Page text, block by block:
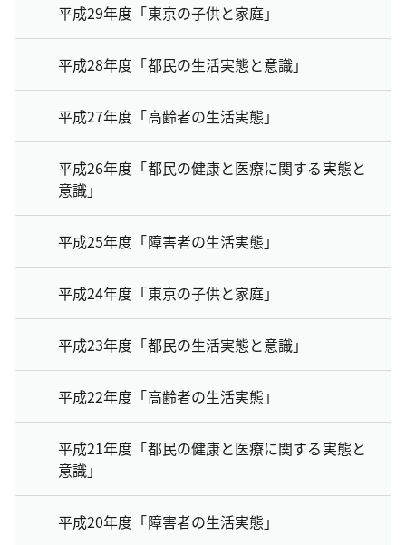
平成29年度「東京の子供と家庭」
平成28年度「都民の生活実態と意識」
平成27年度「高齢者の生活実態」
平成26年度「都民の健康と医療に関する実態と
意識」
平成25年度「障害者の生活実態」
平成24年度「東京の子供と家庭」
平成23年度「都民の生活実態と意識」
平成22年度「高齢者の生活実態」
平成21年度「都民の健康と医療に関する実態と
意識」
平成20年度「障害者の生活実態」